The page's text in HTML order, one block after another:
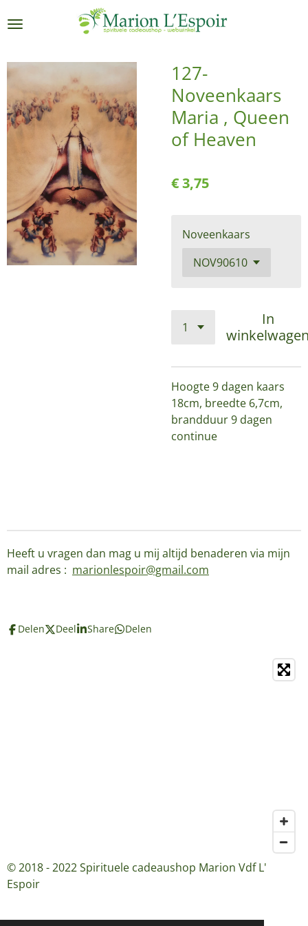
direct
de
hoofdinhoud
127-
Noveenkaars
Maria , Queen
of Heaven
€ 3,75
Noveenkaars
In
Hoogte 9 dagen kaars
18cm, breedte 6,7cm,
brandduur 9 dagen
continue
Heeft u vragen dan mag u mij altijd benaderen via mijn
mail adres : marionlespoir@gmail.com
Delen Deel Share Delen
© 2018 - 2022 Spirituele cadeaushop Marion Vdf L'
Espoir